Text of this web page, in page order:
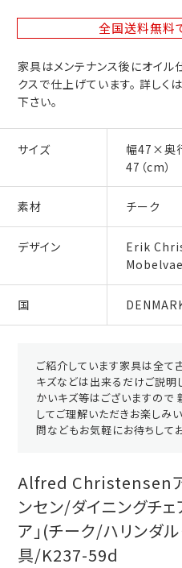
全国送料無料
家具はメンテナンス後にオイル
クスで仕上げています。 詳しくは
下さい。
サイズ
幅47×奥
47（cm）
素材 チーク
デザイン
Erik
国
ご紹介しています家具は全て
キズなどは出来るだけご説明
かいキズ等はございますので
してご理解いただきお楽しみ
問などもお気軽にお待ちしてお
Alfred Christensenア
ンセン/ダイニングチェ
ア」(チーク/ハリンダ
具/K237-59d